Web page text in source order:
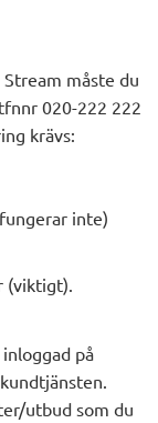
måste du
020-222 222
krävs:
inte)
(viktigt).
på
utbud som du